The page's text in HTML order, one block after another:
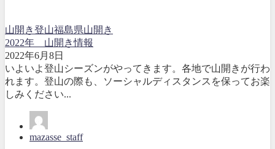
山開き登山福島県山開き
2022年 山開き情報
2022年6月8日
いよいよ登山シーズンがやってきます。各地で山開きが行わ
れます。登山の際も、ソーシャルディスタンスを保ってお楽
しみください...
mazasse_staff